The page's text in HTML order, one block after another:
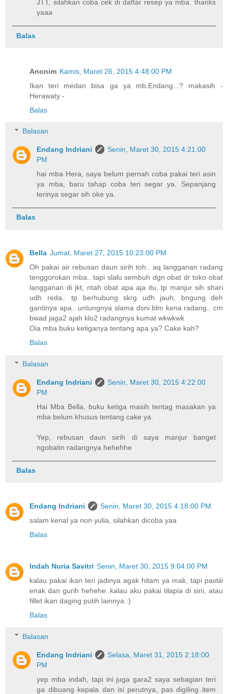
JTT, silahkan coba cek di daftar resep ya mba. thanks
yaaa
Balas
Anonim Kamis, Maret 26, 2015 4:48:00 PM
Ikan teri medan bisa ga ya mb.Endang...? makasih -
Herawaty -
Balas
Balasan
Endang Indriani
Senin, Maret 30, 2015 4:21:00
PM
hai mba Hera, saya belum pernah coba pakai teri asin
ya mba, baru tahap coba teri segar ya. Sepanjang
terinya segar sih oke ya.
Balas
Bella Jumat, Maret 27, 2015 10:23:00 PM
Oh pakai air rebusan daun sirih toh.. aq langganan radang
tenggorokan mba.. tapi slalu sembuh dgn obat dr toko obat
langganan di jkt, ntah obat apa aja itu, tp manjur sih shari
udh reda.. tp berhubung skrg udh jauh, bngung deh
gantinya apa.. untungnya slama dsni blm kena radang.. cm
bwad jaga2 ajah klo2 radangnya kumat wkwkwk
Oia mba buku ketiganya tentang apa ya? Cake kah?
Balas
Balasan
Endang Indriani
Senin, Maret 30, 2015 4:22:00
PM
Hai Mba Bella, buku ketiga masih tentag masakan ya
mba belum khusus tentang cake ya.
Yep, rebusan daun sirih di saya manjur banget
ngobatin radangnya hehehhe
Balas
Endang Indriani
Senin, Maret 30, 2015 4:18:00 PM
salam kenal ya non yulia, silahkan dicoba yaa
Balas
Indah Nuria Savitri Senin, Maret 30, 2015 9:04:00 PM
kalau pakai ikan teri jadinya agak hitam ya mak, tapi pastiii
enak dan gurih hehehe..kalau aku pakai tilapia di sini, atau
fillet ikan daging putih lainnya :)
Balas
Balasan
Endang Indriani
Selasa, Maret 31, 2015 2:18:00
PM
yep mba indah, tapi ini juga gara2 saya sebagian teri
ga dibuang kepala dan isi perutnya, pas digiling item